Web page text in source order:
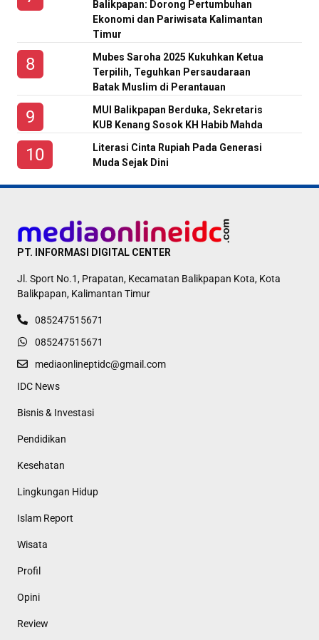
Balikpapan: Dorong Pertumbuhan
Ekonomi dan Pariwisata Kalimantan
Timur
Mubes Saroha 2025 Kukuhkan Ketua
Terpilih, Teguhkan Persaudaraan
Batak Muslim di Perantauan
MUI Balikpapan Berduka, Sekretaris
KUB Kenang Sosok KH Habib Mahda
Literasi Cinta Rupiah Pada Generasi
Muda Sejak Dini
PT. INFORMASI DIGITAL CENTER
Jl. Sport No.1, Prapatan, Kecamatan Balikpapan Kota, Kota
Balikpapan, Kalimantan Timur
085247515671
085247515671
mediaonlineptidc@gmail.com
IDC News
Bisnis & Investasi
Pendidikan
Kesehatan
Lingkungan Hidup
Islam Report
Wisata
Profil
Opini
Review